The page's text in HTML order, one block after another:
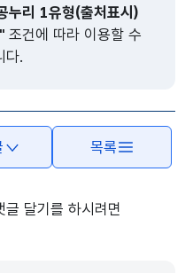
누리 1유형(출처표시)
조건에 따라 이용할 수
다.
목록
글 달기를 하시려면